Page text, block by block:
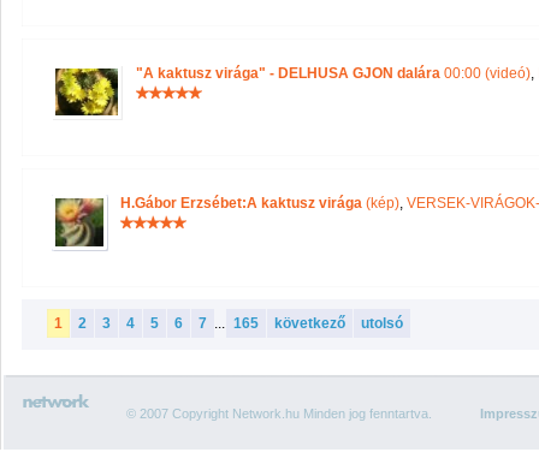
"A kaktusz virága" - DELHUSA GJON dalára 00:00 (videó),
H.Gábor Erzsébet:A kaktusz virága (kép), VERSEK-
1 2 3 4 5 6 7 ... 165 következő utolsó
© 2007 Copyright Network.hu Minden jog fenntartva.